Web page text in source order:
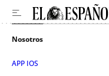
Nosotros
APP IOS